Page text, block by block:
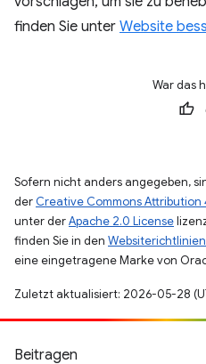
finden Sie unter Website
War das
Sofern nicht anders angegeben,
der Creative Commons Attribution
unter derApache 2.0 License
finden Sie in den
eine eingetragene Marke von
Zuletzt aktualisiert: 2026-05-28
Beitragen